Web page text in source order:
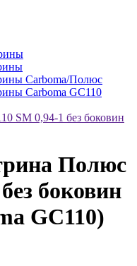
Carboma/Полюс
Carboma GC110
SM 0,94-1 без боковин
Полюс
боковин
GC110)